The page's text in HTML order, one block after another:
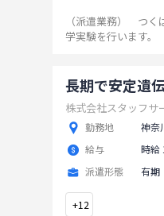
（派遣業務） つく
学実験を行います
体 染色、定型的
務 ・実験データの
です。 変更範囲：
長期で安定遺
株式会社スタッフサ
勤務地
神奈
給与
時給
派遣形態
有期
+12